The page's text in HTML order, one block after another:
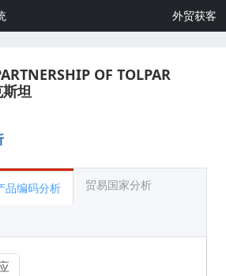
外贸获客
OF TOLPAR
坦
品编码分析 贸易国家分析